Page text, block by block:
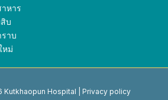
หาร
บ
าบ
หม่
Hospital | Privacy policy